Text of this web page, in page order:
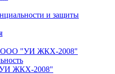
и защиты
ООО "УИ ЖКХ-2008"
ЖКХ-2008"